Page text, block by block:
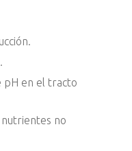
pH en el tracto
no